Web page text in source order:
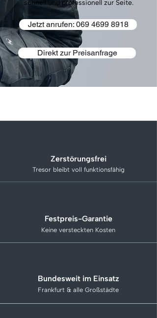
schnell und professionell zur Seite.
Jetzt anrufen: 069 4699 8918
Direkt zur Preisanfrage
Zerstörungsfrei
Tresor bleibt voll funktionsfähig
Festpreis-Garantie
Keine versteckten Kosten
Bundesweit im Einsatz
Frankfurt & alle Großstädte